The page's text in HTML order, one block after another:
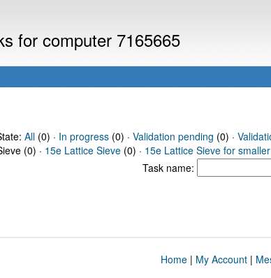
for computer 7165665
All(0) · In progress(0) · Validation pending (0) ·
(0) · 15e Lattice Sieve (0) · 15e Lattice Sieve for
Task name:
Home| My Account|